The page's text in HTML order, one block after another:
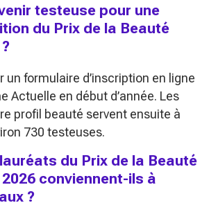
testeuse pour une
du Prix de la Beauté
un formulaire d’inscription en ligne
Actuelle en début d’année. Les
profil beauté servent ensuite à
730 testeuses.
du Prix de la Beauté
conviennent-ils à
?